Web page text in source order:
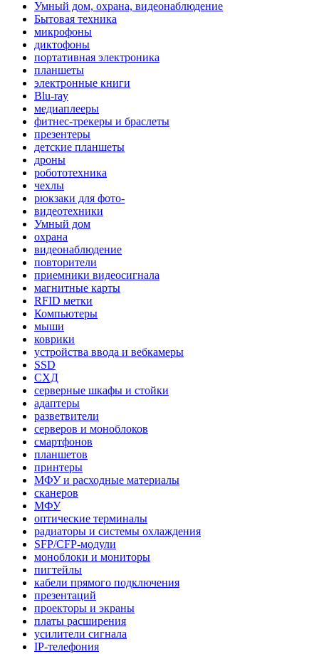
Умный дом, охрана, видеонаблюдение
Бытовая техника
микрофоны
диктофоны
портативная электроника
планшеты
электронные книги
Blu-ray
медиаплееры
фитнес-трекеры и браслеты
презентеры
детские планшеты
дроны
робототехника
чехлы
рюкзаки для фото-
видеотехники
Умный дом
охрана
видеонаблюдение
повторители
приемники видеосигнала
магнитные карты
RFID метки
Компьютеры
мыши
коврики
устройства ввода и вебкамеры
SSD
СХД
серверные шкафы и стойки
адаптеры
разветвители
серверов и моноблоков
смартфонов
планшетов
принтеры
МФУ и расходные материалы
сканеров
МФУ
оптические терминалы
радиаторы и системы охлаждения
SFP/CFP-модули
моноблоки и мониторы
пигтейлы
кабели прямого подключения
презентаций
проекторы и экраны
платы расширения
усилители сигнала
IP-телефония